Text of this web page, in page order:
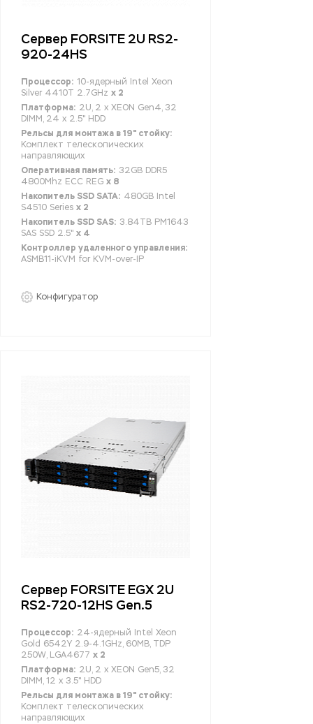
Сервер FORSITE 2U RS2-
920-24HS
Процессор: 10-ядерный Intel Xeon
Silver 4410T 2.7GHz x 2
Платформа: 2U, 2 x XEON Gen4, 32
DIMM, 24 x 2.5" HDD
Рельсы для монтажа в 19" стойку:
Комплект телескопических
направляющих
Оперативная память: 32GB DDR5
4800Mhz ECC REG x 8
Накопитель SSD SATA: 480GB Intel
S4510 Series x 2
Накопитель SSD SAS: 3.84TB PM1643
SAS SSD 2.5" x 4
Контроллер удаленного управления:
ASMB11-iKVM for KVM-over-IP
Конфигуратор
Сервер FORSITE EGX 2U
RS2-720-12HS Gen.5
Процессор: 24-ядерный Intel Xeon
Gold 6542Y 2.9-4.1GHz, 60MB, TDP
250W, LGA4677 x 2
Платформа: 2U, 2 x XEON Gen5, 32
DIMM, 12 x 3.5" HDD
Рельсы для монтажа в 19" стойку:
Комплект телескопических
направляющих